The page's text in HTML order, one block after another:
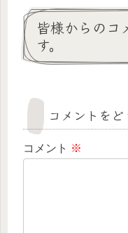
皆様からのコ
す。
コメントをど
コメント ※